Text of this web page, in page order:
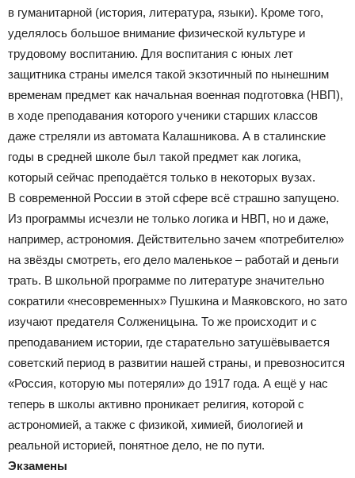
в гуманитарной (история, литература, языки). Кроме того,
уделялось большое внимание физической культуре и
трудовому воспитанию. Для воспитания с юных лет
защитника страны имелся такой экзотичный по нынешним
временам предмет как начальная военная подготовка (НВП),
в ходе преподавания которого ученики старших классов
даже стреляли из автомата Калашникова. А в сталинские
годы в средней школе был такой предмет как логика,
который сейчас преподаётся только в некоторых вузах.
В современной России в этой сфере всё страшно запущено.
Из программы исчезли не только логика и НВП, но и даже,
например, астрономия. Действительно зачем «потребителю»
на звёзды смотреть, его дело маленькое – работай и деньги
трать. В школьной программе по литературе значительно
сократили «несовременных» Пушкина и Маяковского, но зато
изучают предателя Солженицына. То же происходит и с
преподаванием истории, где старательно затушёвывается
советский период в развитии нашей страны, и превозносится
«Россия, которую мы потеряли» до 1917 года. А ещё у нас
теперь в школы активно проникает религия, которой с
астрономией, а также с физикой, химией, биологией и
реальной историей, понятное дело, не по пути.
Экзамены